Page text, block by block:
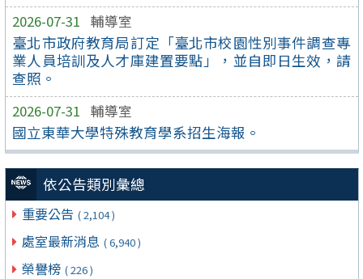
2026-07-31 輔導室
臺北市政府教育局訂定「臺北市校園性別事件調查專
業人員培訓及人才庫建置要點」，並自即日生效，請
查照。
2026-07-31 輔導室
國立東華大學特殊教育學系招生海報。
依公告類別彙總
重要公告 ( 2,104 )
處室最新消息 ( 6,940 )
榮譽榜 ( 226 )